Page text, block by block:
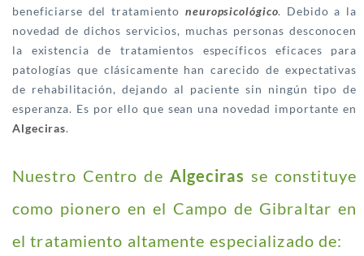
beneficiarse del tratamiento neuropsicológico. Debido a la
novedad de dichos servicios, muchas personas desconocen
la existencia de tratamientos específicos eficaces para
patologías que clásicamente han carecido de expectativas
de rehabilitación, dejando al paciente sin ningún tipo de
esperanza. Es por ello que sean una novedad importante en
Algeciras.
Nuestro Centro de Algeciras se constituye
como pionero en el Campo de Gibraltar en
el tratamiento altamente especializado de: